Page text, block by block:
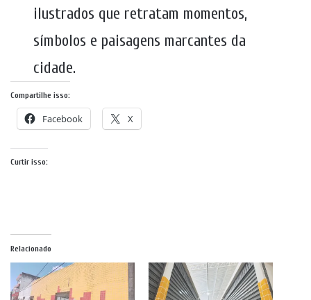
ilustrados que retratam momentos,
símbolos e paisagens marcantes da
cidade.
Compartilhe isso:
Facebook X
Curtir isso:
Relacionado